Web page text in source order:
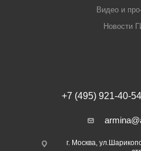
Видео и
Новости
+7 (495) 921-40-54
г. Москва,